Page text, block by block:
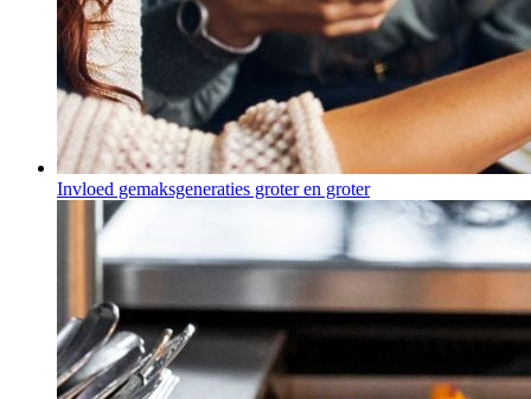
Invloed gemaksgeneraties groter en groter